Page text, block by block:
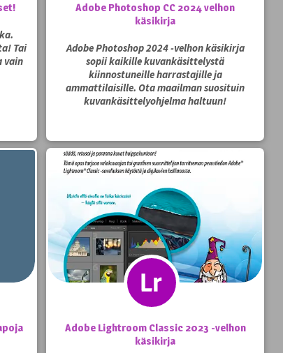
Tai
vain
Adobe Photoshop CC 2024 velhon
käsikirja
Adobe Photoshop 2024 -velhon käsikirja
sopii kaikille kuvankäsittelystä
kiinnostuneille harrastajille ja
ammattilaisille. Ota maailman suosituin
kuvankäsittelyohjelma haltuun!
Adobe Lightroom Classic 2023 -velhon
käsikirja